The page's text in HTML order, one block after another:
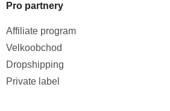
Pro partnery
Affiliate program
Velkoobchod
Dropshipping
Private label